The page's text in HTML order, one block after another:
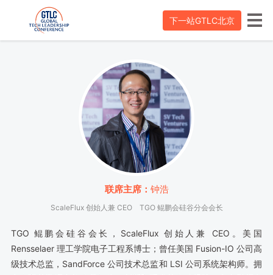
下一站GTLC北京
联席主席： 钟浩
ScaleFlux 创始人兼 CEO TGO 鲲鹏会硅谷分会会长
TGO 鲲鹏会硅谷会长，ScaleFlux 创始人兼 CEO。美国
Rensselaer 理工学院电子工程系博士；曾任美国 Fusion-IO 公司高
级技术总监，SandForce 公司技术总监和 LSI 公司系统架构师。拥